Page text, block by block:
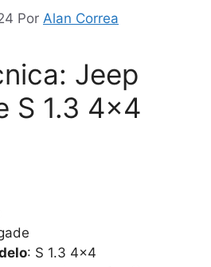
Por Alan Correa
Jeep
S 1.3 4×4
: S 1.3 4×4